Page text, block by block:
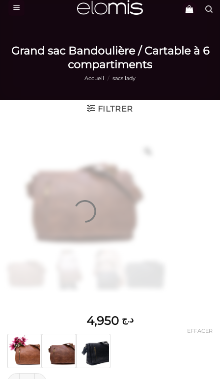
Passer
Grand sac Bandoulière / Cartable à 6
compartiments
Accueil / sacs lady
FILTRER
د.ج
EFFACER